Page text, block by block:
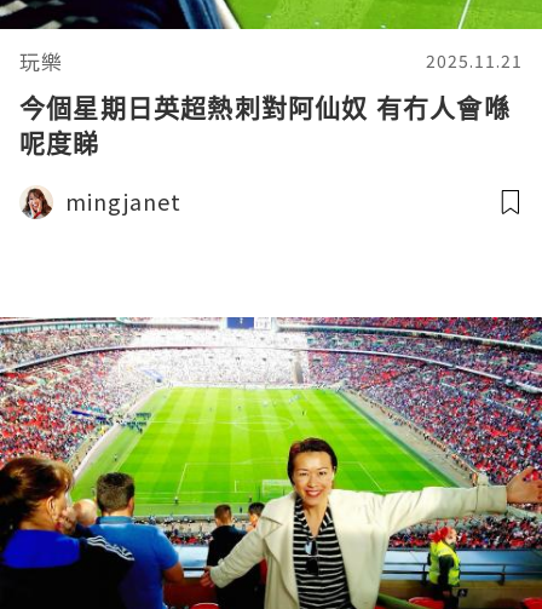
玩樂 2025.11.21
今個星期日英超熱刺對阿仙奴 有冇人會喺
呢度睇
mingjanet